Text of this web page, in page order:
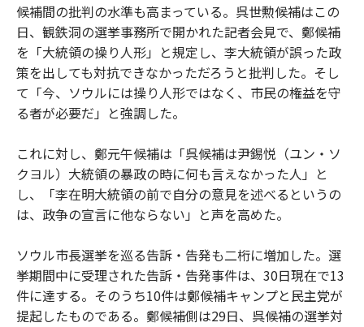
候補間の批判の水準も高まっている。呉世勲候補はこの
日、観鉄洞の選挙事務所で開かれた記者会見で、鄭候補
を「大統領の操り人形」と規定し、李大統領が誤った政
策を出しても対抗できなかっただろうと批判した。そし
て「今、ソウルには操り人形ではなく、市民の権益を守
る者が必要だ」と強調した。
これに対し、鄭元午候補は「呉候補は尹錫悦（ユン・ソ
クヨル）大統領の暴政の時に何も言えなかった人」と
し、「李在明大統領の前で自分の意見を述べるというの
は、政争の宣言に他ならない」と声を高めた。
ソウル市長選挙を巡る告訴・告発も二桁に増加した。選
挙期間中に受理された告訴・告発事件は、30日現在で13
件に達する。そのうち10件は鄭候補キャンプと民主党が
提起したものである。鄭候補側は29日、呉候補の選挙対